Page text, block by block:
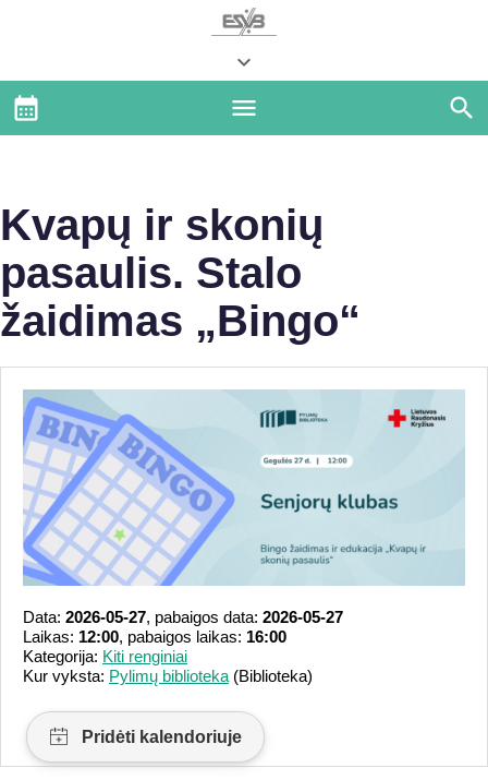
Kvapų ir skonių
pasaulis. Stalo
žaidimas „Bingo“
Data: 2026-05-27, pabaigos data: 2026-05-27
Laikas: 12:00, pabaigos laikas: 16:00
Kategorija: Kiti renginiai
Kur vyksta: Pylimų biblioteka (Biblioteka)